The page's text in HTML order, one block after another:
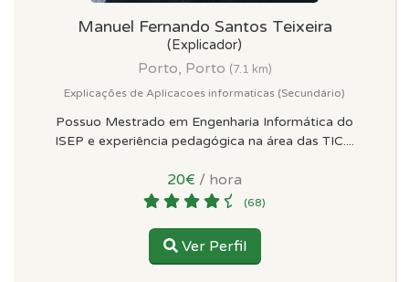
Manuel Fernando Santos Teixeira
(Explicador)
Porto, Porto (7.1 km)
Explicações de Aplicacoes informaticas (Secundário)
Possuo Mestrado em Engenharia Informática do
ISEP e experiência pedagógica na área das TIC....
20€ / hora
(68)
Ver Perfil